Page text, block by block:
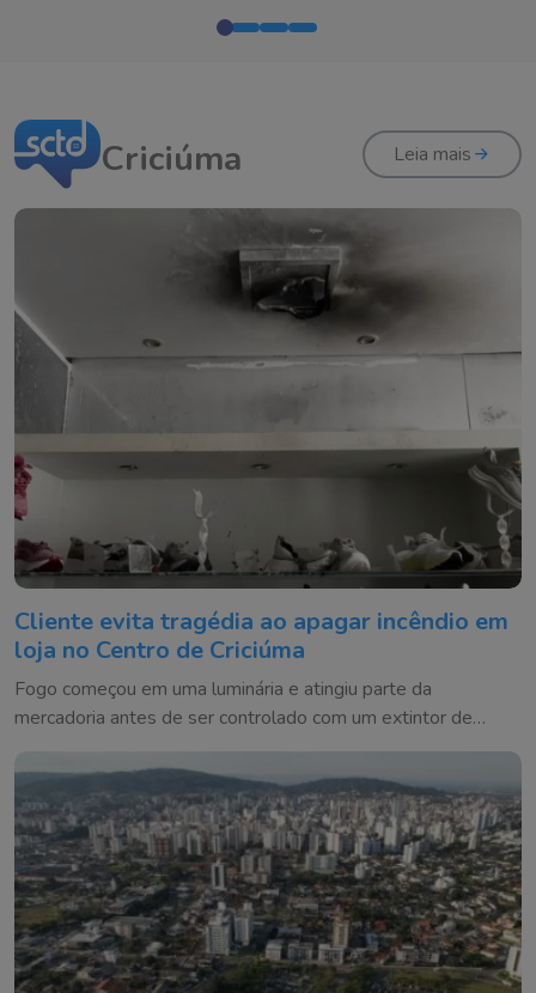
Criciúma Leia mais
Cliente evita tragédia ao apagar incêndio em
loja no Centro de Criciúma
Fogo começou em uma luminária e atingiu parte da
mercadoria antes de ser controlado com um extintor de